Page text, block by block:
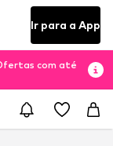
Ir para a App
com até